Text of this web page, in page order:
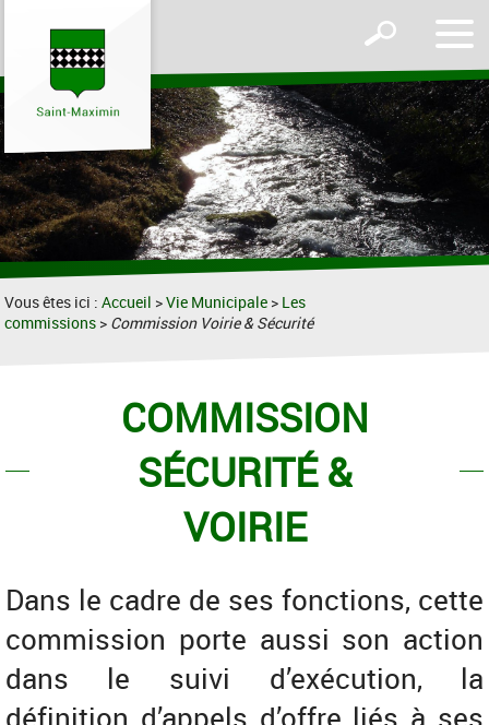
le
Afficher
formulaire
de
recherche
Vous êtes ici :Accueil >Vie Municipale > Les
commissions > Commission Voirie & Sécurité
COMMISSION
SÉCURITÉ &
VOIRIE
Dans le cadre de ses fonctions, cette
commission porte aussi son action
dans le suivi d’exécution, la
définition d’appels d’offre liés à ses